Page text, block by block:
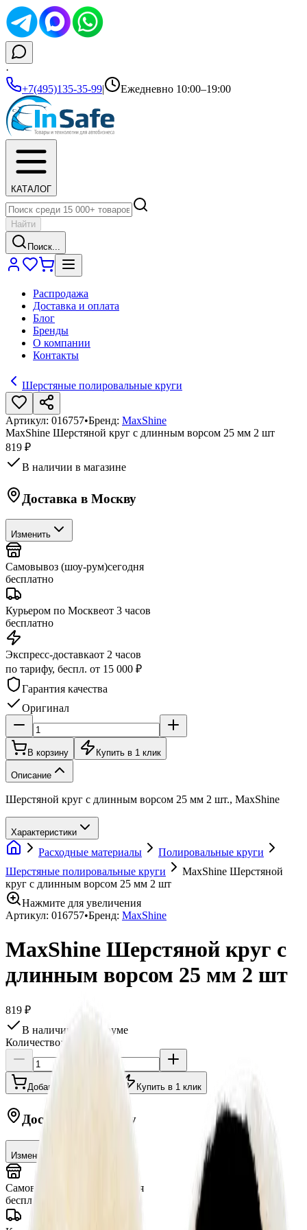
·
+7(495)135-35-99| Ежедневно 10:00–19:00
КАТАЛОГ
Найти
Поиск...
Распродажа
Доставка и оплата
Блог
Бренды
О компании
Контакты
Шерстяные полировальные круги
Артикул: 016757•Бренд: MaxShine
MaxShine Шерстяной круг с длинным ворсом 25 мм 2 шт
819 ₽
В наличии в магазине
Доставка в Москву
Изменить
Самовывоз (шоу-рум)сегодня
бесплатно
Курьером по Москвеот 3 часов
бесплатно
Экспресс-доставкаот 2 часов
по тарифу, беспл. от 15 000 ₽
Гарантия качества
Оригинал
В корзину Купить в 1 клик
Описание
Шерстяной круг с длинным ворсом 25 мм 2 шт., MaxShine
Характеристики
Расходные материалы
Полировальные круги
Шерстяные полировальные круги
MaxShine Шерстяной
круг с длинным ворсом 25 мм 2 шт
Нажмите для увеличения
Артикул: 016757•Бренд: MaxShine
MaxShine Шерстяной круг с
длинным ворсом 25 мм 2 шт
819 ₽
В наличии в шоу-руме
Количество:
Добавить в корзину Купить в 1 клик
Доставка в Москву
Изменить
Самовывоз (шоу-рум)
сегодня
бесплатно